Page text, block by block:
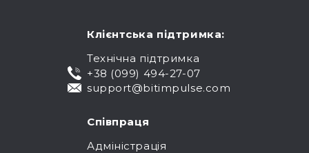
Клієнтська підтримка:
Технічна підтримка
+38 (099) 494-27-07
support@bitimpulse.com
Співпраця
Адміністрація